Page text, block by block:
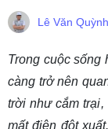
Lê Văn
Trong cuộc sống
càng trở nên
trời như cắm
mất điện đột xuất.